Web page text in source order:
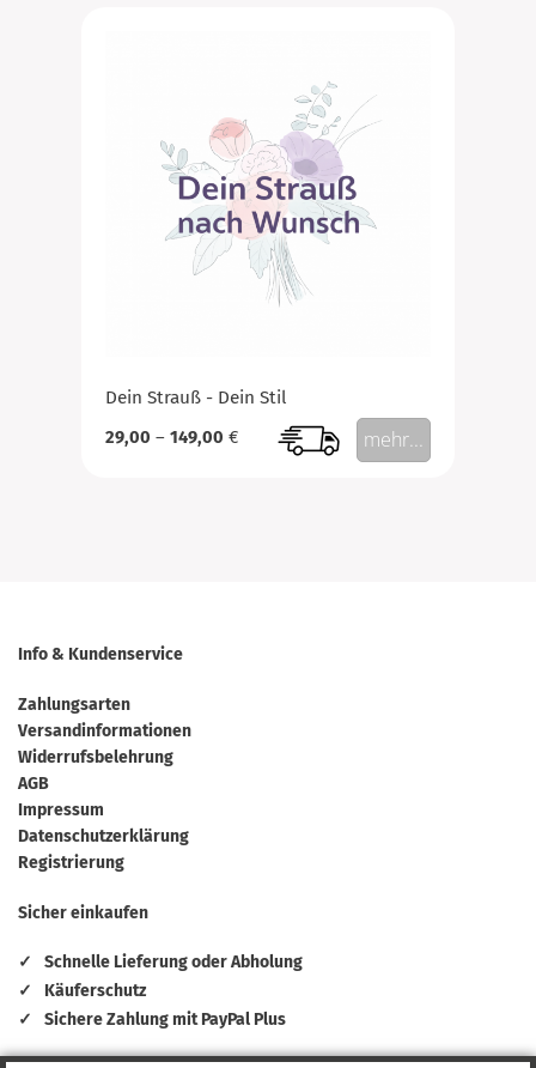
Dein Strauß - Dein Stil
29,00 – 149,00 € mehr...
Info & Kundenservice
Zahlungsarten
Versandinformationen
Widerrufsbelehrung
AGB
Impressum
Datenschutzerklärung
Registrierung
Sicher einkaufen
✓
Schnelle Lieferung oder Abholung
✓
Käuferschutz
✓
Sichere Zahlung mit PayPal Plus